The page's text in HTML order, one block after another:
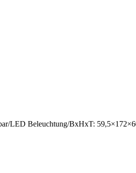
LED Beleuchtung/BxHxT: